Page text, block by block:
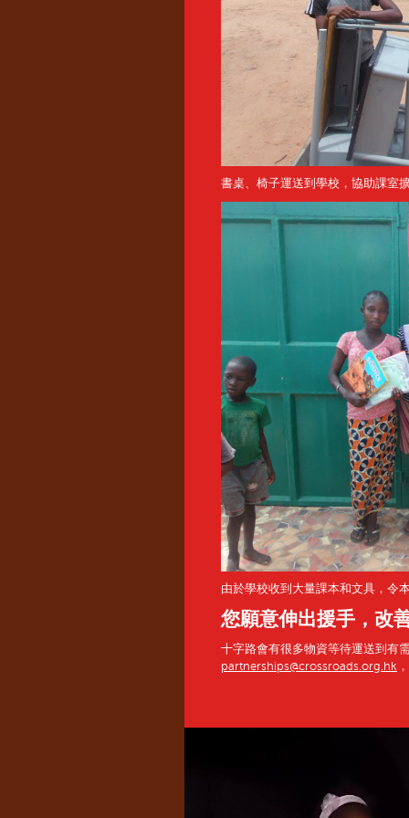
書桌、椅子運送到學校，協助課室
由於學校收到大量課本和文具，令
您願意伸出援手，改
十字路會有很多物資等待運送到有
partnerships@crossroads.org.hk